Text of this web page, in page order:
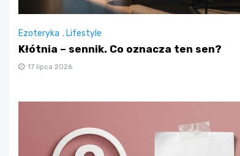
Ezoteryka , Lifestyle
Kłótnia – sennik. Co oznacza ten sen?
17 lipca 2026